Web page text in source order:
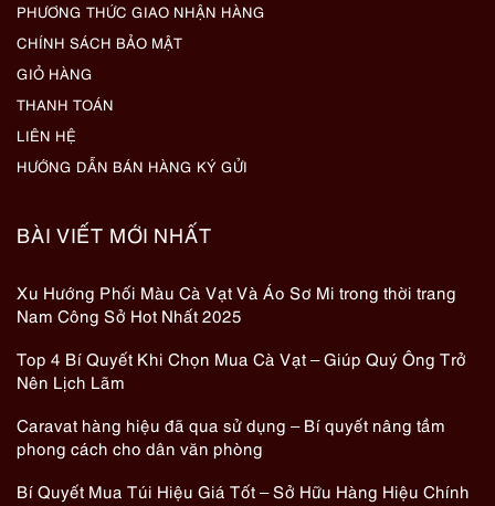
PHƯƠNG THỨC GIAO NHẬN HÀNG
CHÍNH SÁCH BẢO MẬT
GIỎ HÀNG
THANH TOÁN
LIÊN HỆ
HƯỚNG DẪN BÁN HÀNG KÝ GỬI
BÀI VIẾT MỚI NHẤT
Xu Hướng Phối Màu Cà Vạt Và Áo Sơ Mi trong thời trang
Nam Công Sở Hot Nhất 2025
Top 4 Bí Quyết Khi Chọn Mua Cà Vạt – Giúp Quý Ông Trở
Nên Lịch Lãm
Caravat hàng hiệu đã qua sử dụng – Bí quyết nâng tầm
phong cách cho dân văn phòng
Bí Quyết Mua Túi Hiệu Giá Tốt – Sở Hữu Hàng Hiệu Chính